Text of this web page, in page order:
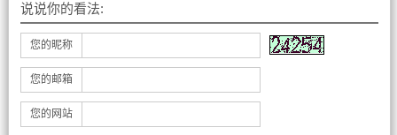
说说你的看法:
您的昵称
您的邮箱
您的网站